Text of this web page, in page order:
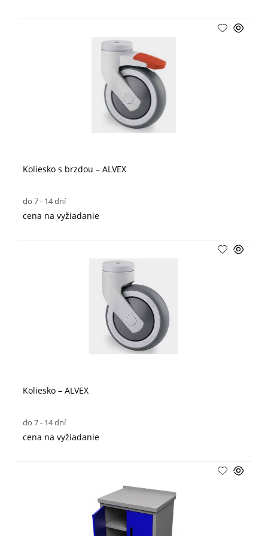
Koliesko s brzdou – ALVEX
do 7 - 14 dní
cena na vyžiadanie
Koliesko – ALVEX
do 7 - 14 dní
cena na vyžiadanie